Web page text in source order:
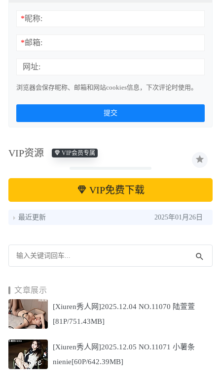
*昵称:
*邮箱:
网址:
浏览器会保存昵称、邮箱和网站cookies信息，下次评论时使用。
VIP资源 VIP会员专属
VIP免费下载
最近更新 2025年01月26日
文章展示
[Xiuren秀人网]2025.12.04 NO.11070 陆萱萱
[81P/751.43MB]
[Xiuren秀人网]2025.12.05 NO.11071 小薯条
nienie[60P/642.39MB]